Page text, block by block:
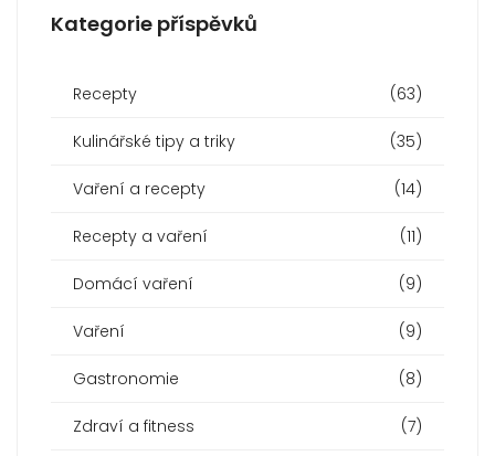
Kategorie příspěvků
Recepty (63)
Kulinářské tipy a triky (35)
Vaření a recepty (14)
Recepty a vaření (11)
Domácí vaření (9)
Vaření (9)
Gastronomie (8)
Zdraví a fitness (7)